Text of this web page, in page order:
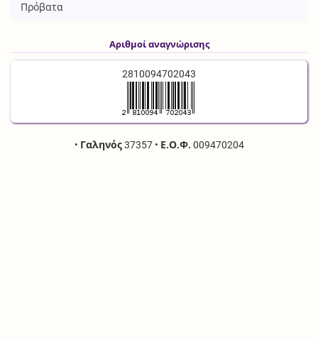
Πρόβατα
Αριθμοί αναγνώρισης
2810094702043
• Γαληνός37357 • Ε.Ο.Φ. 009470204